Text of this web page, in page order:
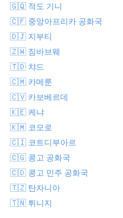
🇬🇶 적도 기니
🇨🇫 중앙아프리카 공화국
🇩🇯 지부티
🇿🇼 짐바브웨
🇹🇩 챠드
🇨🇲 카메룬
🇨🇻 카보베르데
🇰🇪 케냐
🇰🇲 코모로
🇨🇮 코트디부아르
🇨🇬 콩고 공화국
🇨🇩 콩고 민주 공화국
🇹🇿 탄자니아
🇹🇳 튀니지